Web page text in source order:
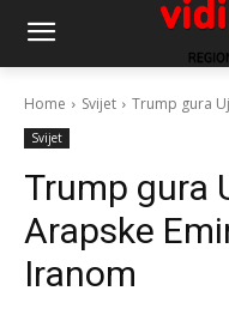
Home Svijet Trump gura
Svijet
Trump gura
Arapske
Iranom